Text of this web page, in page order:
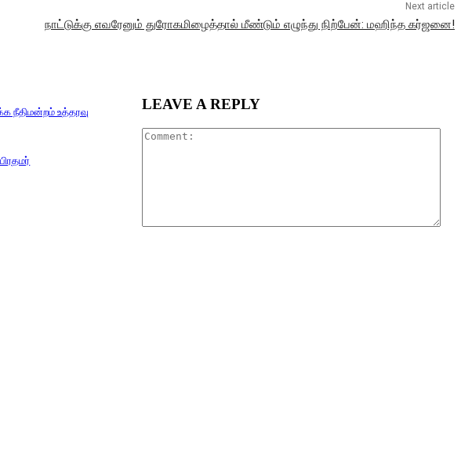
Next article
நாட்டுக்கு எவரேனும் துரோகமிழைத்தால் மீண்டும் எழுந்து நிற்பேன்: மஹிந்த கர்ஜனை!
நீதிமன்றம் உத்தரவு LEAVE A REPLY